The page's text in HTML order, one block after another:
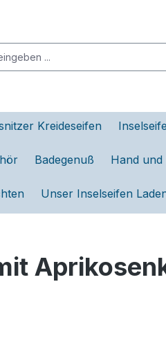
Kreideseifen
Badegenuß Hand und
Unser Inselseifen